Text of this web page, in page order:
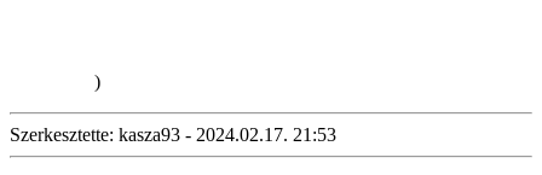
)
Szerkesztette: kasza93 - 2024.02.17. 21:53